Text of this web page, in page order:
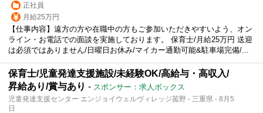
正社員
月給25万円
【仕事内容】遠方の方や在職中の方もご参加いただきやすいよう、オン
ライン・お電話での面談を実施しております。 保育士/月給25万円 送迎
は必須ではありません/日曜日お休み/マイカー通勤可能&駐車場完備/...
保育士/児童発達支援施設/未経験OK/高給与・高収入/
昇給あり/賞与あり - スポンサー：求人ボックス
児童発達支援センター エンジョイウェルヴィレッジ菰野 - 三重県 - 8月5
日